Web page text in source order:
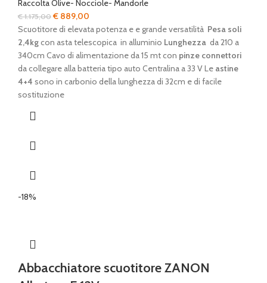
Raccolta Olive- Nocciole- Mandorle
€1.175,00Il
prezzo
originale
era:
€ 1.175,00.
€ 889,00
prezzo
attuale
è:
€ 889,00.
Scuotitore di elevata potenza e e grande versatilità Pesa soli
2,4kgcon asta telescopica in alluminio Lunghezza da 210 a
340cm Cavo di alimentazione da 15 mt con pinze connettori
da collegare alla batteria tipo auto Centralina a 33 V Le astine
4+4 sono in carbonio della lunghezza di 32cm e di facile
sostituzione
-18%
Abbacchiatore scuotitore ZANON